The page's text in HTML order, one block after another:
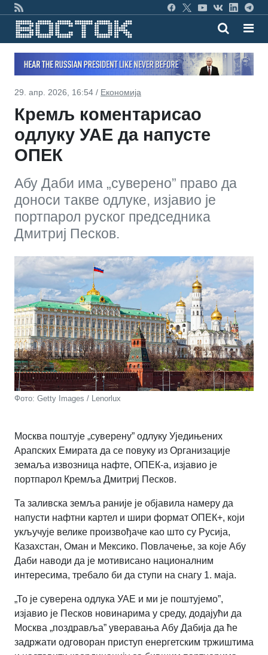
29. апр. 2026, 16:54 / Економија
Кремљ коментарисао
одлуку УАЕ да напусте
ОПЕК
Абу Даби има „суверено” право да
доноси такве одлуке, изјавио је
портпарол руског председника
Дмитриј Песков.
Фото: Getty Images / Lenorlux
Москва поштује „суверену” одлуку Уједињених
Арапских Емирата да се повуку из Организације
земаља извозница нафте, ОПЕК-а, изјавио је
портпарол Кремља Дмитриј Песков.
Та заливска земља раније је објавила намеру да
напусти нафтни картел и шири формат ОПЕК+, који
укључује велике произвођаче као што су Русија,
Казахстан, Оман и Мексико. Повлачење, за које Абу
Даби наводи да је мотивисано националним
интересима, требало би да ступи на снагу 1. маја.
„То је суверена одлука УАЕ и ми је поштујемо”,
изјавио је Песков новинарима у среду, додајући да
Москва „поздравља” уверавања Абу Дабија да ће
задржати одговоран приступ енергетским тржиштима